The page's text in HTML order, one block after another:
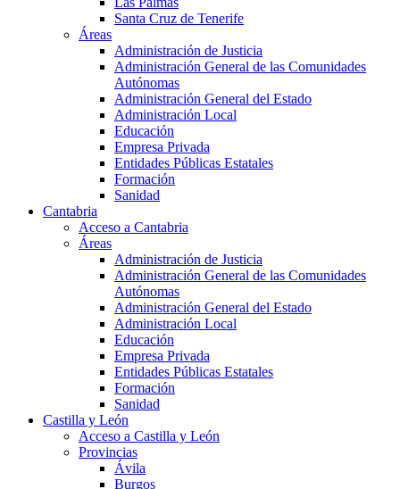
Santa Cruz de Tenerife
Áreas
Administración de Justicia
Administración General de las Comunidades
Autónomas
Administración General del Estado
Administración Local
Educación
Empresa Privada
Entidades Públicas Estatales
Formación
Sanidad
Cantabria
Acceso a Cantabria
Áreas
Administración de Justicia
Administración General de las Comunidades
Autónomas
Administración General del Estado
Administración Local
Educación
Empresa Privada
Entidades Públicas Estatales
Formación
Sanidad
Castilla y León
Acceso a Castilla y León
Provincias
Ávila
Burgos